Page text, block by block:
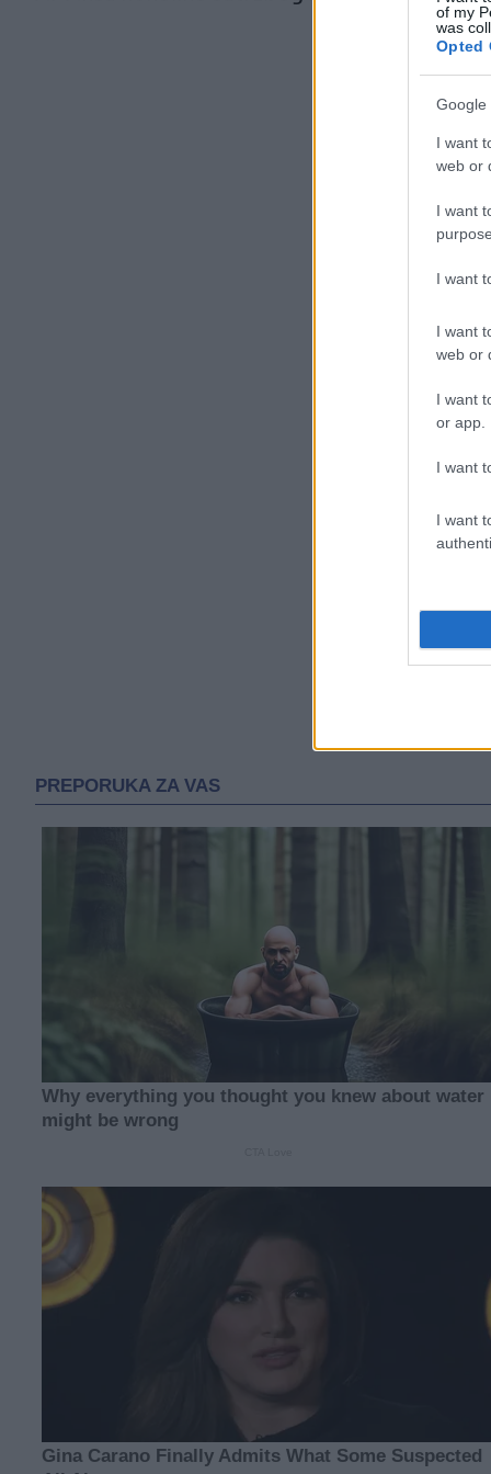
of my
was
Opted
Google
I want
web or
I want
I want
I want
web or
I want
or app.
I want
I want